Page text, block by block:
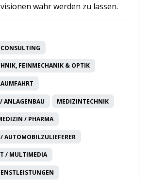
wahr werden zu lassen.
FEINMECHANIK & OPTIK
ANLAGENBAU MEDIZINTECHNIK
/ PHARMA
AUTOMOBILZULIEFERER
/ MULTIMEDIA